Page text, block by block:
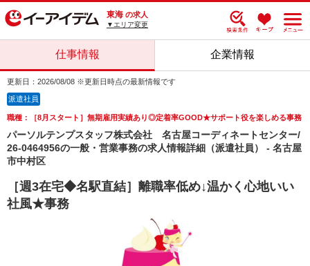
東海 の求人
▼エリア変更
仕事情報 企業情報
更新日：2026/08/08 ※更新日時点の最新情報です
派遣社員
職種：［8月スタート］無期雇用実績あり◎定着率GOOD★サポート役を楽しめる事務
パーソルテンプスタッフ株式会社 名古屋コーディネートセンター/
26-0464956の一般・営業事務の求人情報詳細（派遣社員） - 名古屋
市中村区
［週3在宅◆名駅直結］離職率低め↓温かく心地いい
社風★事務